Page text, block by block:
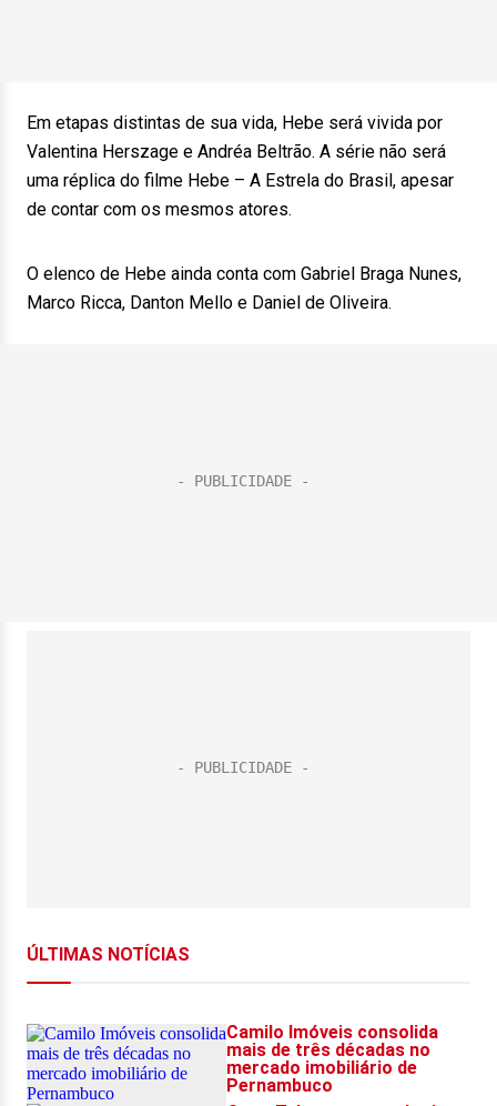
Em etapas distintas de sua vida, Hebe será vivida por
Valentina Herszage e Andréa Beltrão. A série não será
uma réplica do filme Hebe – A Estrela do Brasil, apesar
de contar com os mesmos atores.
O elenco de Hebe ainda conta com Gabriel Braga Nunes,
Marco Ricca, Danton Mello e Daniel de Oliveira.